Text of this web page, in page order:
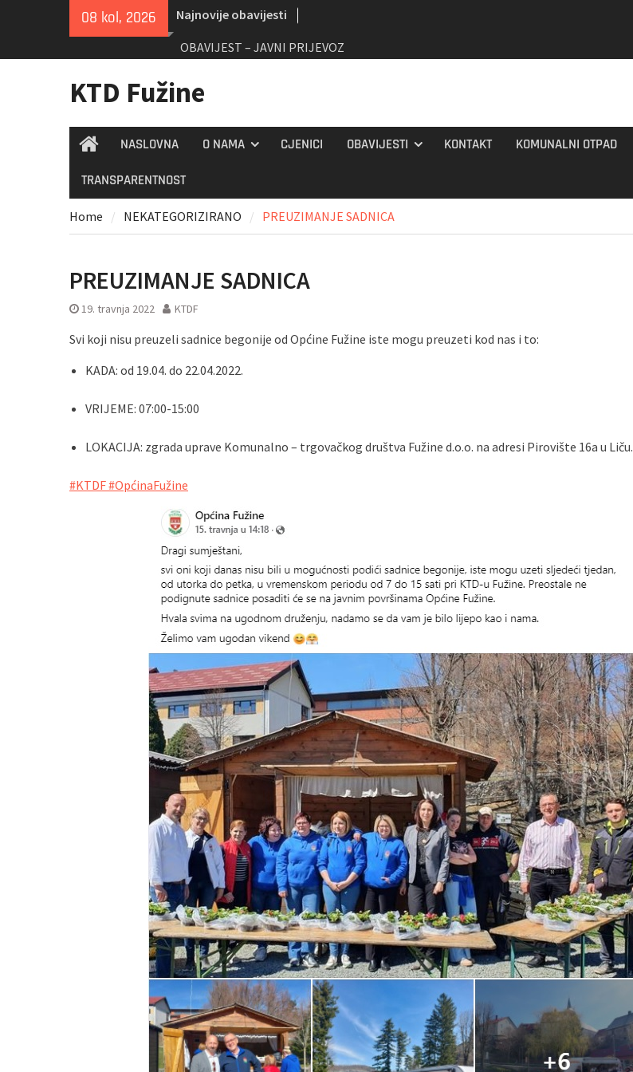
08 kol, 2026 Najnovije obavijesti
OBAVIJEST – JAVNI PRIJEVOZ
KTD Fužine
HomeNASLOVNA O NAMA CJENICI OBAVIJESTI KONTAKT KOMUNALNI OTPAD
TRANSPARENTNOST
Home NEKATEGORIZIRANO PREUZIMANJE SADNICA
PREUZIMANJE SADNICA
19. travnja 2022 KTDF
Svi koji nisu preuzeli sadnice begonije od Općine Fužine iste mogu preuzeti kod nas i to:
KADA: od 19.04. do 22.04.2022.
VRIJEME: 07:00-15:00
LOKACIJA: zgrada uprave Komunalno – trgovačkog društva Fužine d.o.o. na adresi Pirovište 16a u Liču.
#KTDF#OpćinaFužine